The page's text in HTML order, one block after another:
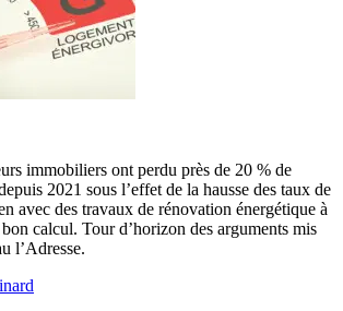
immobiliers ont perdu près de 20 % de
2021 sous l’effet de la hausse des taux de
avec des travaux de rénovation énergétique à
calcul. Tour d’horizon des arguments mis
l’Adresse.